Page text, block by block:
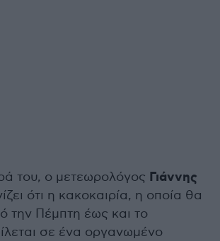
του, ο μετεωρολόγος Γιάννης
ότι η κακοκαιρία, η οποία θα
την Πέμπτη έως και το
σε ένα οργανωμένο